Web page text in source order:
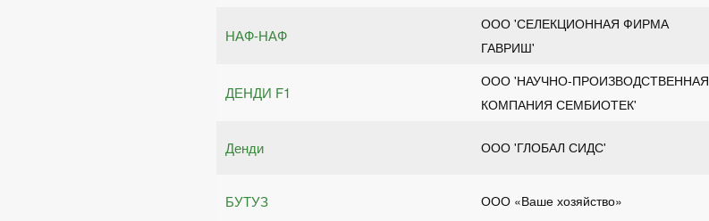
НАФ-НАФ
ООО 'СЕЛЕКЦИОННАЯ ФИРМА
ГАВРИШ'
ДЕНДИ F1
ООО 'НАУЧНО-ПРОИЗВОДСТВЕННАЯ
КОМПАНИЯ СЕМБИОТЕК'
Денди ООО 'ГЛОБАЛ СИДС'
БУТУЗ ООО «Ваше хозяйство»